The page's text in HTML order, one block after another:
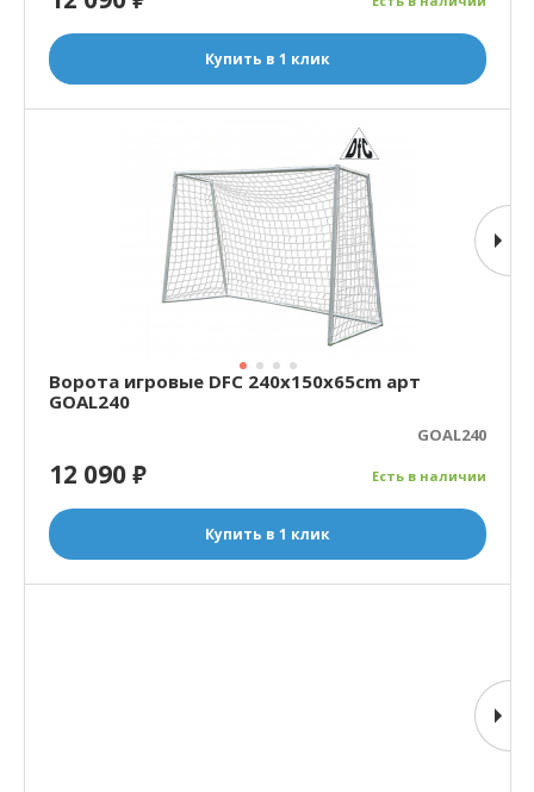
Купить в 1 клик
Ворота игровые DFC 240x150x65cm арт
GOAL240
GOAL240
Есть в наличии
12 090₽
Купить в 1 клик